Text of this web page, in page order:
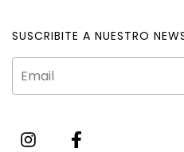
SUSCRIBITE A NUESTRO